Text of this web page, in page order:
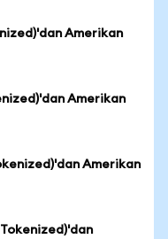
Amerikan
Amerikan
Amerikan